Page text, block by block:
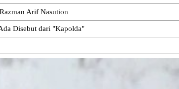
Arif Nasution
Disebut dari "Kapolda"